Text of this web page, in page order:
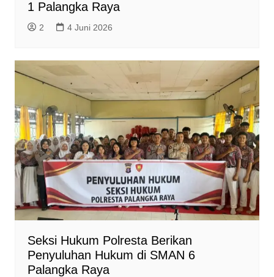
1 Palangka Raya
2 4 Juni 2026
Seksi Hukum Polresta Berikan
Penyuluhan Hukum di SMAN 6
Palangka Raya